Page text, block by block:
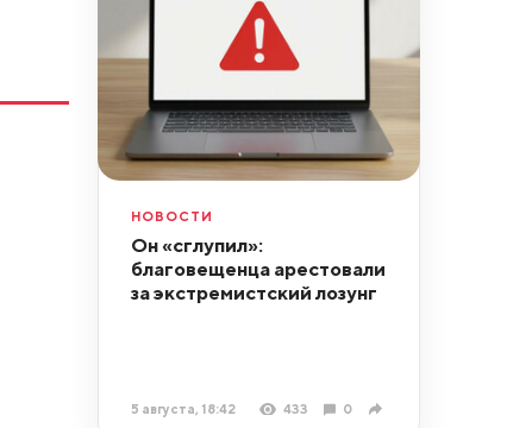
НОВОСТИ
Он «сглупил»:
благовещенца арестовали
за экстремистский лозунг
5 августа, 18:42 433 0